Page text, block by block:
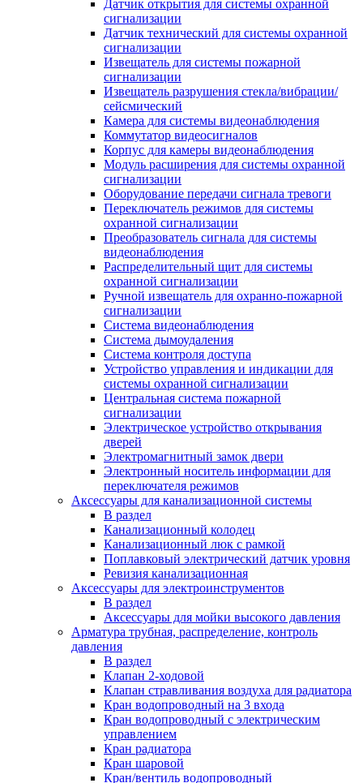
Датчик открытия для системы охранной
сигнализации
Датчик технический для системы охранной
сигнализации
Извещатель для системы пожарной
сигнализации
Извещатель разрушения стекла/вибрации/
сейсмический
Камера для системы видеонаблюдения
Коммутатор видеосигналов
Корпус для камеры видеонаблюдения
Модуль расширения для системы охранной
сигнализации
Оборудование передачи сигнала тревоги
Переключатель режимов для системы
охранной сигнализации
Преобразователь сигнала для системы
видеонаблюдения
Распределительный щит для системы
охранной сигнализации
Ручной извещатель для охранно-пожарной
сигнализации
Система видеонаблюдения
Система дымоудаления
Система контроля доступа
Устройство управления и индикации для
системы охранной сигнализации
Центральная система пожарной
сигнализации
Электрическое устройство открывания
дверей
Электромагнитный замок двери
Электронный носитель информации для
переключателя режимов
Аксессуары для канализационной системы
В раздел
Канализационный колодец
Канализационный люк с рамкой
Поплавковый электрический датчик уровня
Ревизия канализационная
Аксессуары для электроинструментов
В раздел
Аксессуары для мойки высокого давления
Арматура трубная, распределение, контроль
давления
В раздел
Клапан 2-ходовой
Клапан стравливания воздуха для радиатора
Кран водопроводный на 3 входа
Кран водопроводный с электрическим
управлением
Кран радиатора
Кран шаровой
Кран/вентиль водопроводный